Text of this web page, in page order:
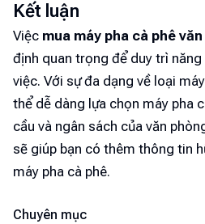
Chuyên mục
Kết luận
Việc mua máy pha cà phê
định quan trọng để duy trì
việc. Với sự đa dạng về loại
thể dễ dàng lựa chọn máy pha
cầu và ngân sách của văn
sẽ giúp bạn có thêm thông tin
máy pha cà phê.